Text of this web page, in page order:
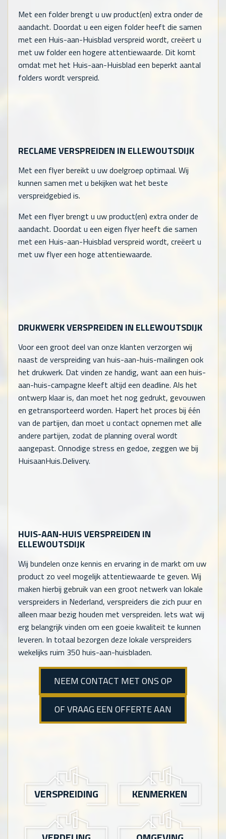
Met een folder brengt u uw product(en) extra onder de
aandacht. Doordat u een eigen folder heeft die samen
met een Huis-aan-Huisblad verspreid wordt, creëert u
met uw folder een hogere attentiewaarde. Dit komt
omdat met het Huis-aan-Huisblad een beperkt aantal
folders wordt verspreid.
RECLAME VERSPREIDEN IN ELLEWOUTSDIJK
Met een flyer bereikt u uw doelgroep optimaal. Wij
kunnen samen met u bekijken wat het beste
verspreidgebied is.
Met een flyer brengt u uw product(en) extra onder de
aandacht. Doordat u een eigen flyer heeft die samen
met een Huis-aan-Huisblad verspreid wordt, creëert u
met uw flyer een hoge attentiewaarde.
DRUKWERK VERSPREIDEN IN ELLEWOUTSDIJK
Voor een groot deel van onze klanten verzorgen wij
naast de verspreiding van huis-aan-huis-mailingen ook
het drukwerk. Dat vinden ze handig, want aan een huis-
aan-huis-campagne kleeft altijd een deadline. Als het
ontwerp klaar is, dan moet het nog gedrukt, gevouwen
en getransporteerd worden. Hapert het proces bij één
van de partijen, dan moet u contact opnemen met alle
andere partijen, zodat de planning overal wordt
aangepast. Onnodige stress en gedoe, zeggen we bij
HuisaanHuis.Delivery.
HUIS-AAN-HUIS VERSPREIDEN IN
ELLEWOUTSDIJK
Wij bundelen onze kennis en ervaring in de markt om uw
product zo veel mogelijk attentiewaarde te geven. Wij
maken hierbij gebruik van een groot netwerk van lokale
verspreiders in Nederland, verspreiders die zich puur en
alleen maar bezig houden met verspreiden. Iets wat wij
erg belangrijk vinden om een goeie kwaliteit te kunnen
leveren. In totaal bezorgen deze lokale verspreiders
wekelijks ruim 350 huis-aan-huisbladen.
NEEM CONTACT MET ONS OP
OF VRAAG EEN OFFERTE AAN
VERSPREIDING KENMERKEN